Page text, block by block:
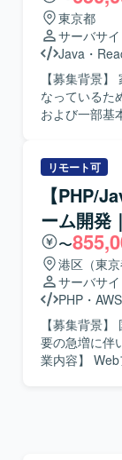
だけでなく、
自主的に行動できる方を想定
計・販売管理
ダクトの価
発プロセス
クエンド双方
す。 【開発環境】 JavaおよびSpring Bootを用いたWebサービス開発環境のもと、RDBMSや
ライン会議ツ
東京都
サーバサ
Java ・
【募集背景
なっているための募集です。 【作業内容】 家
および一部基
基本設計以降
の魅力】 上
広い工程の
を伸ばしていただけます。 【開発環境】 Java
となります。
リモート可
【PHP/
ーム開発
〜
港区（東京
サーバサ
PHP ・ AWS
【募集背景】 国内最大級のEコマースプラットフォームにおいて、ビジネス規模の拡大とEC需
要の急増に伴
業内容】 Webアプリケーションの設計・実装・リリースをご担当いただきます。 バックエンド
っていただ